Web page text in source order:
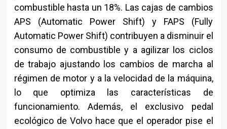
combustible hasta un 18%. Las cajas de cambios
APS (Automatic Power Shift) y FAPS (Fully
Automatic Power Shift) contribuyen a disminuir el
consumo de combustible y a agilizar los ciclos
de trabajo ajustando los cambios de marcha al
régimen de motor y a la velocidad de la máquina,
lo que optimiza las características de
funcionamiento. Además, el exclusivo pedal
ecológico de Volvo hace que el operador pise el